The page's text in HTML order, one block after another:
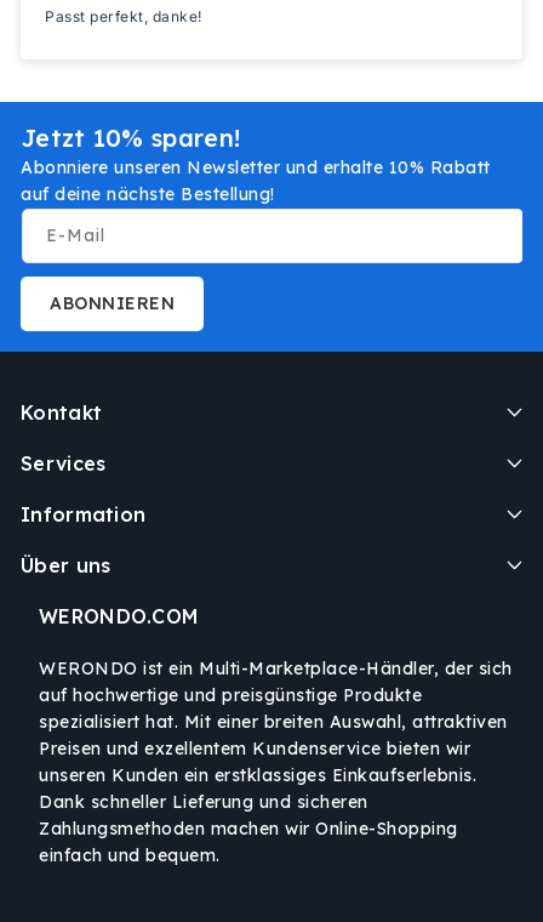
Passt perfekt, danke!
Jetzt 10% sparen!
Abonniere unseren Newsletter und erhalte 10% Rabatt
auf deine nächste Bestellung!
E-Mail
ABONNIEREN
Kontakt
Services
Information
Über uns
WERONDO.COM
WERONDO ist ein Multi-Marketplace-Händler, der sich
auf hochwertige und preisgünstige Produkte
spezialisiert hat. Mit einer breiten Auswahl, attraktiven
Preisen und exzellentem Kundenservice bieten wir
unseren Kunden ein erstklassiges Einkaufserlebnis.
Dank schneller Lieferung und sicheren
Zahlungsmethoden machen wir Online-Shopping
einfach und bequem.